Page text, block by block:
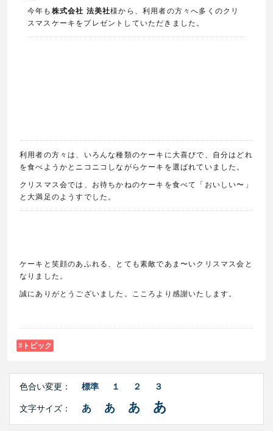
今年も 株式会社 法美社様から、利用者の方々へ多くのクリ
スマスケーキをプレゼントしていただきました。
利用者の方々は、いろんな種類のケーキに大喜びで、自分はどれ
を食べようかとニコニコしながらケーキを選ばれていました。
クリスマス会では、お待ちかねのケーキを食べて「おいしい〜」
と大満足のようすでした。
ケーキと笑顔のあふれる、とても素敵であま〜いクリスマス会と
なりました。
誠にありがとうございました。こころより感謝いたします。
トピック
Right
Contents
色合い変更： 標準 １ ２ ３
文字サイズ： あ あ あ あ